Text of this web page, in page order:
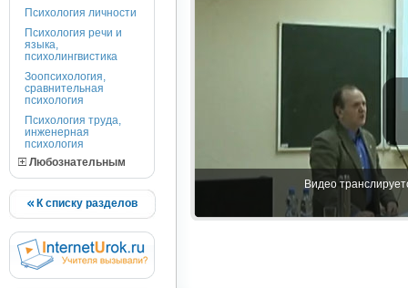
Психология личности
Психология речи и
языка,
психолингвистика
Зоопсихология,
сравнительная
психология
Психология труда,
инженерная
психология
Любознательным
К списку разделов
Видео